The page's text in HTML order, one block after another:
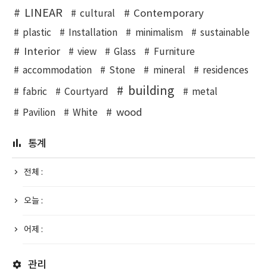
LINEAR cultural Contemporary
plastic Installation minimalism sustainable
Interior view Glass
Furniture
accommodation
Stone mineral residences
fabric Courtyard building metal
Pavilion White wood
통계
전체 :
오늘 :
어제 :
관리